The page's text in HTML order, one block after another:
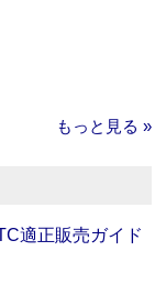
もっと見る »
適正販売ガイド